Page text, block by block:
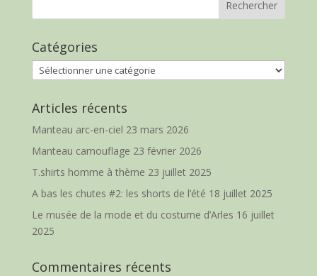
Catégories
Catégories
Articles récents
Manteau arc-en-ciel 23 mars 2026
Manteau camouflage 23 février 2026
T.shirts homme à thème 23 juillet 2025
A bas les chutes #2: les shorts de l’été 18 juillet 2025
Le musée de la mode et du costume d’Arles 16 juillet
2025
Commentaires récents